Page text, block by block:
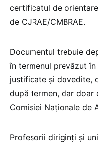
certificatul de
de CJRAE/CMBRAE.
Documentul trebuie
în termenul prevăzut
justificate și dovedite,
după termen, dar doar
Comisiei Naționale de
Profesorii diriginți și